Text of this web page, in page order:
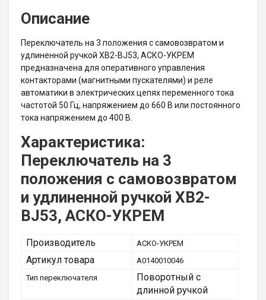
Описание
Переключатель на 3 положения с самовозвратом и
удлиненной ручкой XB2-BJ53, АСКО-УКРЕМ
предназначена для оперативного управления
контакторами (магнитными пускателями) и реле
автоматики в электрических цепях переменного тока
частотой 50 Гц, напряжением до 660 В или постоянного
тока напряжением до 400 В.
Характеристика:
Переключатель на 3
положения с самовозвратом
и удлиненной ручкой XB2-
BJ53, АСКО-УКРЕМ
Производитель АСКО-УКРЕМ
Артикул товара
A0140010046
Тип переключателя
Поворотный с
длинной ручкой